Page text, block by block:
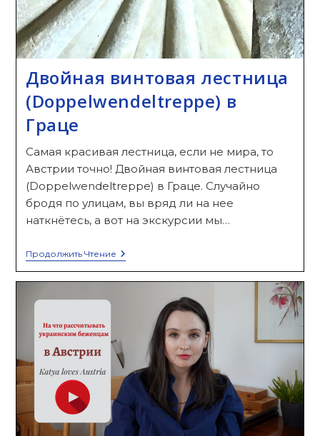
Двойная винтовая лестница
(Doppelwendeltreppe) в
Граце
Самая красивая лестница, если не мира, то
Австрии точно! Двойная винтовая лестница
(Doppelwendeltreppe) в Граце. Случайно
бродя по улицам, вы вряд ли на нее
наткнётесь, а вот на экскурсии мы…
Продолжить ЧтениеДвойная
Винтовая